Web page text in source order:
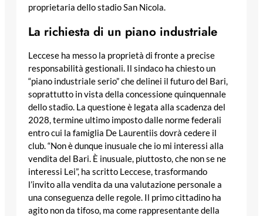
proprietaria dello stadio San Nicola.
La richiesta di un piano industriale
Leccese ha messo la proprietà di fronte a precise
responsabilità gestionali. Il sindaco ha chiesto un
“piano industriale serio” che delinei il futuro del Bari,
soprattutto in vista della concessione quinquennale
dello stadio. La questione è legata alla scadenza del
2028, termine ultimo imposto dalle norme federali
entro cui la famiglia De Laurentiis dovrà cedere il
club. “Non è dunque inusuale che io mi interessi alla
vendita del Bari. È inusuale, piuttosto, che non se ne
interessi Lei”, ha scritto Leccese, trasformando
l’invito alla vendita da una valutazione personale a
una conseguenza delle regole. Il primo cittadino ha
agito non da tifoso, ma come rappresentante della